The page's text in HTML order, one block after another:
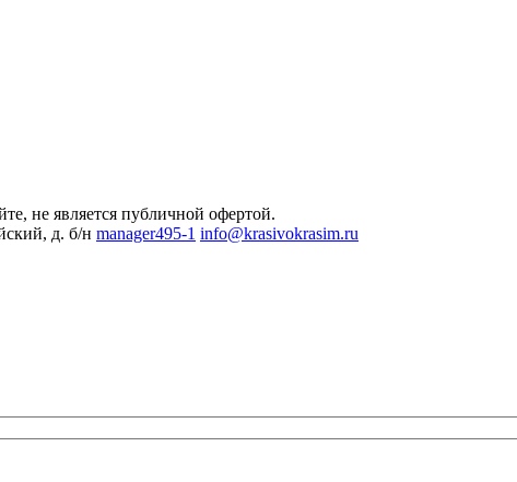
не является публичной офертой.
д. б/н manager495-1 info@krasivokrasim.ru